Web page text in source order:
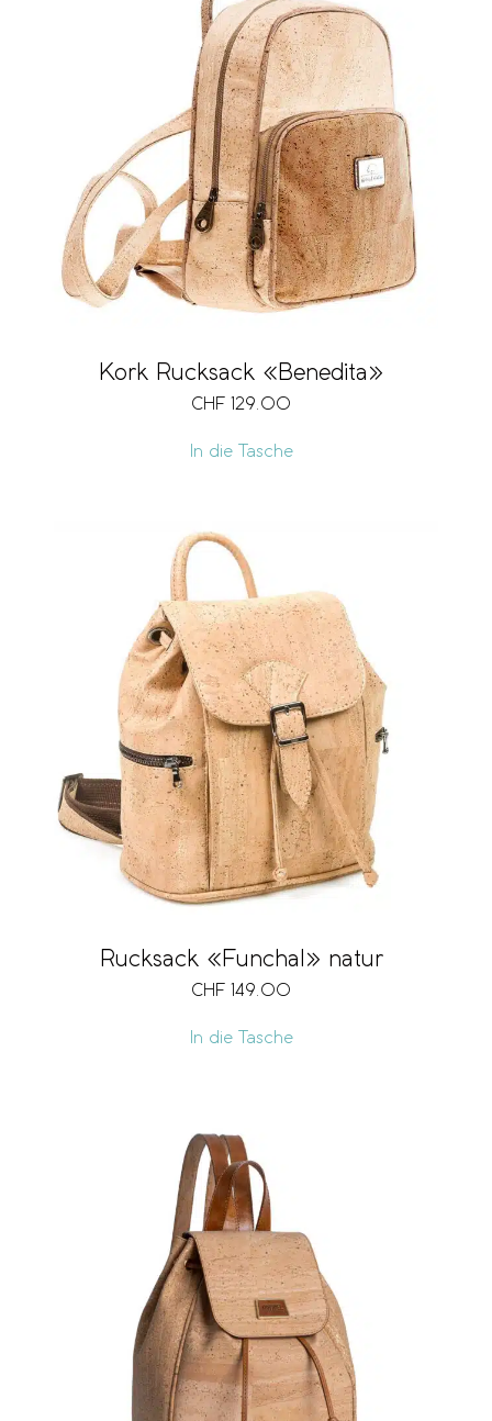
Kork Rucksack «Benedita»
CHF 129.00
In die Tasche
Rucksack «Funchal» natur
CHF 149.00
In die Tasche